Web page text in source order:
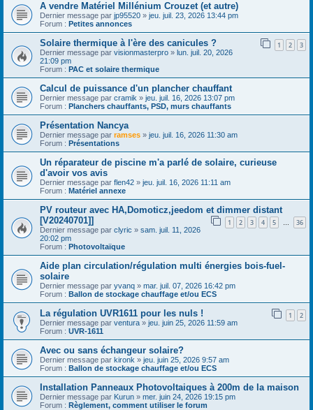
A vendre Matériel Millénium Crouzet (et autre)
Dernier message par jp95520 » jeu. juil. 23, 2026 13:44 pm
Forum : Petites annonces
Solaire thermique à l'ère des canicules ? 1 2 3
Dernier message par visionmasterpro » lun. juil. 20, 2026
21:09 pm
Forum : PAC et solaire thermique
Calcul de puissance d'un plancher chauffant
Dernier message par cramik » jeu. juil. 16, 2026 13:07 pm
Forum : Planchers chauffants, PSD, murs chauffants
Présentation Nancya
Dernier message par ramses » jeu. juil. 16, 2026 11:30 am
Forum : Présentations
Un réparateur de piscine m'a parlé de solaire, curieuse
d'avoir vos avis
Dernier message par flen42 » jeu. juil. 16, 2026 11:11 am
Forum : Matériel annexe
PV routeur avec HA,Domoticz,jeedom et dimmer distant
[V20240701]]
1 2 3 4 5 … 36
Dernier message par clyric » sam. juil. 11, 2026
20:02 pm
Forum : Photovoltaïque
Aide plan circulation/régulation multi énergies bois-fuel-
solaire
Dernier message par yvanq » mar. juil. 07, 2026 16:42 pm
Forum : Ballon de stockage chauffage et/ou ECS
La régulation UVR1611 pour les nuls ! 1 2
Dernier message par ventura » jeu. juin 25, 2026 11:59 am
Forum : UVR-1611
Avec ou sans échangeur solaire?
Dernier message par kironk » jeu. juin 25, 2026 9:57 am
Forum : Ballon de stockage chauffage et/ou ECS
Installation Panneaux Photovoltaiques à 200m de la maison
Dernier message par Kurun » mer. juin 24, 2026 19:15 pm
Forum : Règlement, comment utiliser le forum